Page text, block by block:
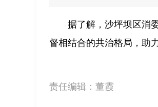
据了解，沙坪坝区消
督相结合的共治格局，助
责任编辑： 董霞